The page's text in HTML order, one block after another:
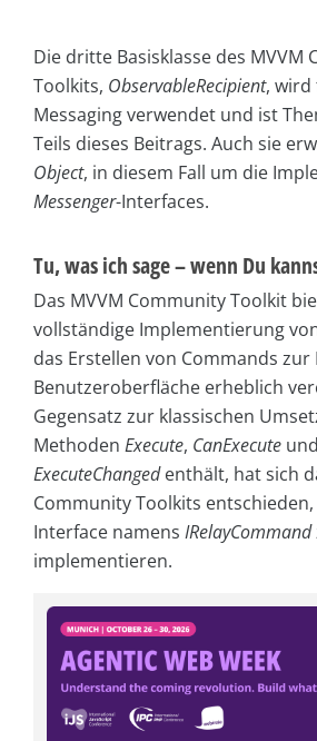
Die dritte Basisklasse des MVVM
Toolkits, ObservableRecipient, wird
Messaging verwendet und ist
Teils dieses Beitrags. Auch sie
Object, in diesem Fall um die
Messenger-Interfaces.
Tu, was ich sage – wenn Du
Das MVVM Community Toolkit
vollständige Implementierung
das Erstellen von Commands
Benutzeroberfläche erheblich
Gegensatz zur klassischen
Methoden Execute, CanExecute
ExecuteChangedenthält, hat sich
Community Toolkits
Interface namens IRelayCommand
implementieren.